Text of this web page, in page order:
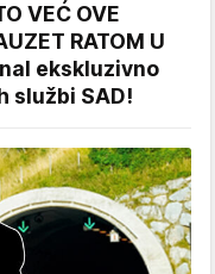
VEĆ OVE
RATOM U
ekskluzivno
službi SAD!